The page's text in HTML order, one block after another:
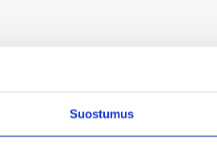
Suostumus